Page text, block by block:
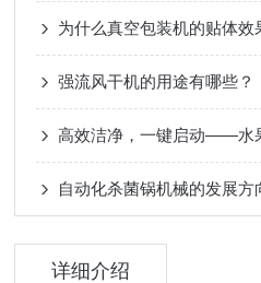
为什么真空包装机的贴体效
强流风干机的用途有哪些？
自动化杀菌锅机械的发展方
详细介绍